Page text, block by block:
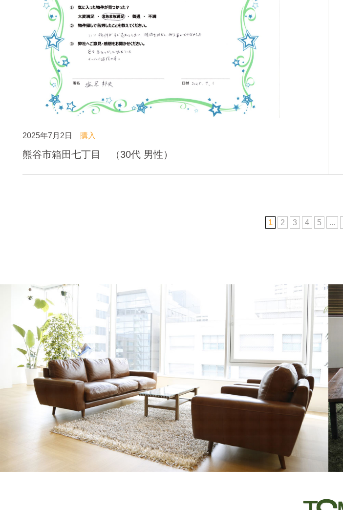
2025年7月2日 購入
熊谷市箱田七丁目 （30代 男性）
1 2 3 4 5 ...